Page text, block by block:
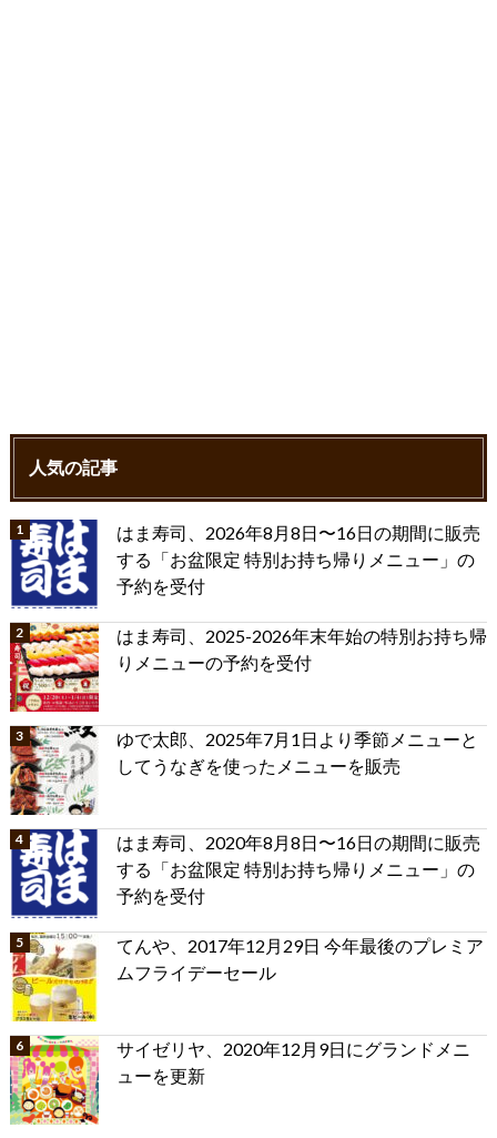
人気の記事
はま寿司、2026年8月8日〜16日の期間に販売
する「お盆限定 特別お持ち帰りメニュー」の
予約を受付
はま寿司、2025-2026年末年始の特別お持ち帰
りメニューの予約を受付
ゆで太郎、2025年7月1日より季節メニューと
してうなぎを使ったメニューを販売
はま寿司、2020年8月8日〜16日の期間に販売
する「お盆限定 特別お持ち帰りメニュー」の
予約を受付
てんや、2017年12月29日 今年最後のプレミア
ムフライデーセール
サイゼリヤ、2020年12月9日にグランドメニ
ューを更新